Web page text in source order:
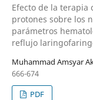
Efecto de la
protones sobre los
parámetros
reflujo
Muhammad Amsyar
666-674
PDF